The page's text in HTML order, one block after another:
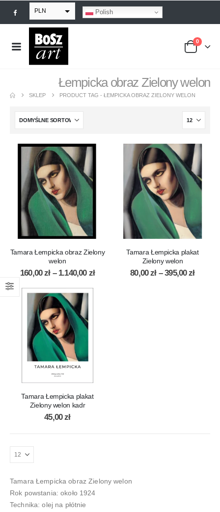
PLN
EUR
USD
Polish
0
Łempicka obraz Zielony welon
SKLEP PRODUCT TAG -ŁEMPICKA OBRAZ ZIELONY WELON
Tamara Łempicka obraz Zielony
welon
160,00zł – 1.140,00 zł
Tamara Łempicka plakat
Zielony welon
80,00zł – 395,00zł
Tamara Łempicka plakat
Zielony welon kadr
45,00zł
Tamara Łempicka obraz Zielony welon
Rok powstania: około 1924
Technika: olej na płótnie